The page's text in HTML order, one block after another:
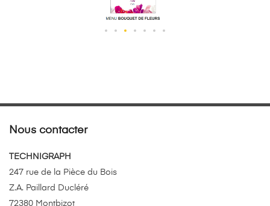
Nous contacter
TECHNIGRAPH
247 rue de la Pièce du Bois
Z.A. Paillard Ducléré
72380 Montbizot